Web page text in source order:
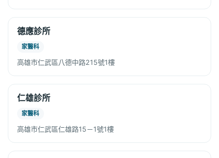
德應診所
家醫科
高雄市仁武區八德中路215號1樓
仁雄診所
家醫科
高雄市仁武區仁雄路15－1號1樓